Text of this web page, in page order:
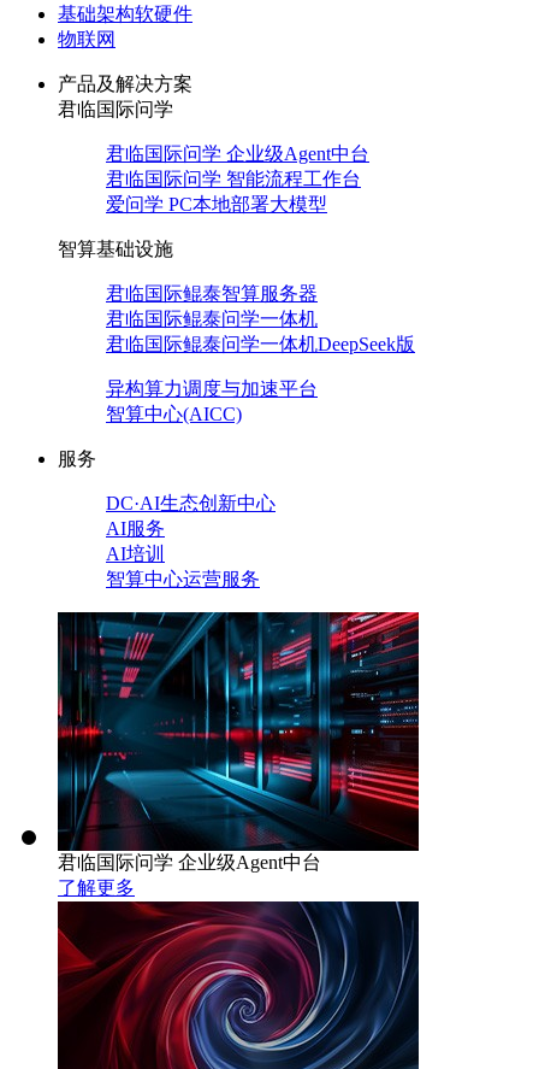
基础架构软硬件
物联网
产品及解决方案
君临国际问学
君临国际问学 企业级Agent中台
君临国际问学 智能流程工作台
爱问学 PC本地部署大模型
智算基础设施
君临国际鲲泰智算服务器
君临国际鲲泰问学一体机
君临国际鲲泰问学一体机DeepSeek版
异构算力调度与加速平台
智算中心(AICC)
服务
DC·AI生态创新中心
AI服务
AI培训
智算中心运营服务
君临国际问学 企业级Agent中台
了解更多